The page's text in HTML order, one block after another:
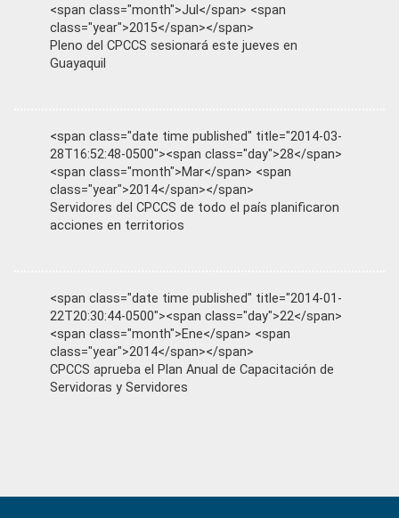
<span class="month">Jul</span> <span
class="year">2015</span></span>
Pleno del CPCCS sesionará este jueves en
Guayaquil
<span class="date time published" title="2014-03-
28T16:52:48-0500"><span class="day">28</span>
<span class="month">Mar</span> <span
class="year">2014</span></span>
Servidores del CPCCS de todo el país planificaron
acciones en territorios
<span class="date time published" title="2014-01-
22T20:30:44-0500"><span class="day">22</span>
<span class="month">Ene</span> <span
class="year">2014</span></span>
CPCCS aprueba el Plan Anual de Capacitación de
Servidoras y Servidores